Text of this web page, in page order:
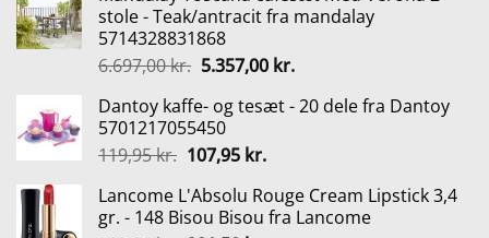
stole - Teak/antracit fra mandalay
5714328831868
6.697,00kr. Den
pris
var:
6.697,00 kr..
5.357,00 kr.Den
pris
Dantoy kaffe- og tesæt - 20 dele fra Dantoy
5701217055450
119,95kr. Den
pris
var:
107,95 kr.Den
pris
er:
Lancome L'Absolu Rouge Cream Lipstick 3,4
gr. - 148 Bisou Bisou fra Lancome